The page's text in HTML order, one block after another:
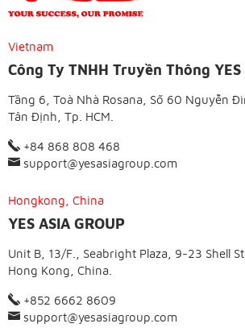
Vietnam
Công Ty TNHH Truyền Thông YES
Tầng 6, Toà Nhà Rosana, Số 60 Nguyễn
Tân Định, Tp. HCM.
+84 868 808 468
support@yesasiagroup.com
Hongkong, China
YES ASIA GROUP
Unit B, 13/F., Seabright Plaza, 9-23 Shell
Hong Kong, China.
+852 6662 8609
support@yesasiagroup.com